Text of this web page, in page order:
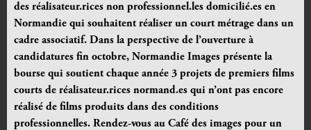
des réalisateur.rices non professionnel.les domicilié.es en
Normandie qui souhaitent réaliser un court métrage dans un
cadre associatif. Dans la perspective de l’ouverture à
candidatures fin octobre, Normandie Images présente la
bourse qui soutient chaque année 3 projets de premiers films
courts de réalisateur.rices normand.es qui n’ont pas encore
réalisé de films produits dans des conditions
professionnelles. Rendez-vous au Café des images pour un